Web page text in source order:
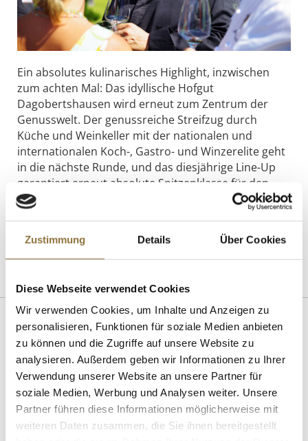
Zustimmung Details Über Cookies
Diese Webseite verwendet Cookies
Wir verwenden Cookies, um Inhalte und Anzeigen zu
personalisieren, Funktionen für soziale Medien anbieten
zu können und die Zugriffe auf unsere Website zu
analysieren. Außerdem geben wir Informationen zu Ihrer
Verwendung unserer Website an unsere Partner für
soziale Medien, Werbung und Analysen weiter. Unsere
Partner führen diese Informationen möglicherweise mit
weiteren Daten zusammen, die Sie ihnen bereitgestellt
Ein absolutes kulinarisches Highlight, inzwischen
zum achten Mal: Das idyllische Hofgut
Dagobertshausen wird erneut zum Zentrum der
Genusswelt. Der genussreiche Streifzug durch
Küche und Weinkeller mit der nationalen und
internationalen Koch-, Gastro- und Winzerelite geht
in die nächste Runde, und das diesjährige Line-Up
garantiert erneut absolute Spitzenklasse für den
Gaumen!
[Hier zum Event!]
Dagobertshausen, Im Dorfe 14, 35041 Marburg
ZERTIFIZIERT & SICHER EINKAUFEN